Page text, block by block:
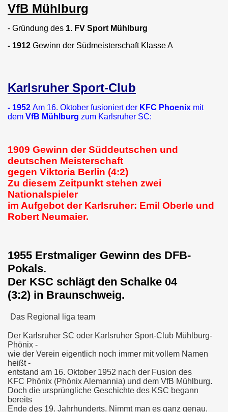
356 Erstligaspiele/ 47 Tore, 126
23 Tore
Name:
Verein:
Oliver Kreuzer
Karlsruher SC, FC Bayern München
Tore
Name:
Geburtsdatum:
Verein:
Rainer Krieg
02.02.1968
Karlsruher SC, KFC Uerdingen 05, Fortuna
1. FC Saarbrücken, Chemnitzer FC
Name:
Geburtsdatum:
Verein:
Dirk Schuster
22.03.1948
Eintracht Braunschweig, Karlsruher SC,
Köln, Antalyaspor, LR Ahlen
3 A Länderspiele
200 Erstligaspiele/ 6 Tore, 115
12 Tore
Name:
Rolf Dohmen
1980, WM 1978 Argentinien
59 Erstligaspiele/ 1 Tor, 246 Zweitligaspiele
Name:
Geburtsdatum:
Verein:
Sergej Kiriakov
01.01.1970
Karlsruher SC, Hamburger SV, Tennis
3 A Länderspiele für GUS und Russland
Tore
Name:
Geburtsdatum:
Verein:
Eberhard Carl
13.05.1965
Karlsruher SC, Stuttgarter Kickers
177 Erstligaspiele/ 25 Tore, 68
Tore
Name:
Geburtsdatum: 08.08.1967
VfB Mühlburg
- Gründung des 1. FV Sport Mühlburg
- 1912 Gewinn der Südmeisterschaft Klasse A
Karlsruher Sport-Club
- 1952 Am 16. Oktober fusioniert der KFC Phoenix mit
dem VfB Mühlburg zum Karlsruher SC:
1909 Gewinn der Süddeutschen und
deutschen Meisterschaft
gegen Viktoria Berlin (4:2)
Zu diesem Zeitpunkt stehen zwei
Nationalspieler
im Aufgebot der Karlsruher: Emil Oberle und
Robert Neumaier.
1955 Erstmaliger Gewinn des DFB-
Pokals.
Der KSC schlägt den Schalke 04
(3:2) in Braunschweig.
Das Regional liga team
Der Karlsruher SC oder Karlsruher Sport-Club Mühlburg-
Phönix -
wie der Verein eigentlich noch immer mit vollem Namen
heißt -
entstand am 16. Oktober 1952 nach der Fusion des
KFC Phönix (Phönix Alemannia) und dem VfB Mühlburg.
Doch die ursprüngliche Geschichte des KSC begann
bereits
Ende des 19. Jahrhunderts. Nimmt man es ganz genau,